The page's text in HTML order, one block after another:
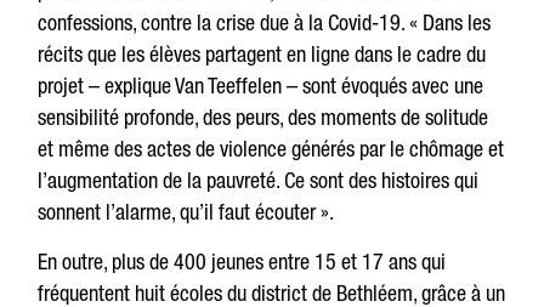
confessions, contre la crise due à la Covid-19. « Dans les
récits que les élèves partagent en ligne dans le cadre du
projet – explique Van Teeffelen – sont évoqués avec une
sensibilité profonde, des peurs, des moments de solitude
et même des actes de violence générés par le chômage et
l’augmentation de la pauvreté. Ce sont des histoires qui
sonnent l’alarme, qu’il faut écouter ».
En outre, plus de 400 jeunes entre 15 et 17 ans qui
fréquentent huit écoles du district de Bethléem, grâce à un